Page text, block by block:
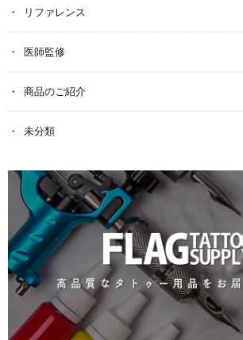
リファレンス
医師監修
商品のご紹介
未分類